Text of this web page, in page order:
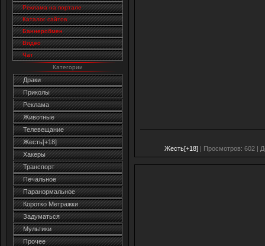
Реклама на портале
Каталог сайтов
Баннеробмен
Видео
Чат
Категории
Драки
Приколы
Реклама
Животные
Телевещание
Жесть[+18]
Хакеры
Транспорт
Печальное
Паранормальное
Коротко Метражки
Задуматься
Мультики
Прочее
Жесть[+18]| Просмотров: 602 |